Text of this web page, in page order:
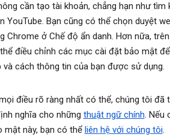
cần tạo tài khoản, chẳng hạn như tìm
YouTube. Bạn cũng có thể chọn duyệt
Chrome ở Chế độ ẩn danh. Hơn nữa,
điều chỉnh các mục cài đặt bảo mật
cách thông tin của bạn được sử dụng.
điều rõ ràng nhất có thể, chúng tôi đã
nghĩa cho những thuật ngữ chính. Nếu
mật này, bạn có thể liên hệ với chúng tôi.